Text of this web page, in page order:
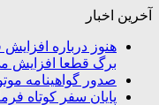
آخرین اخبار
هنوز درباره
برگ قطعا افزایش
صدور گواهینامه
پایان سفر کوتاه